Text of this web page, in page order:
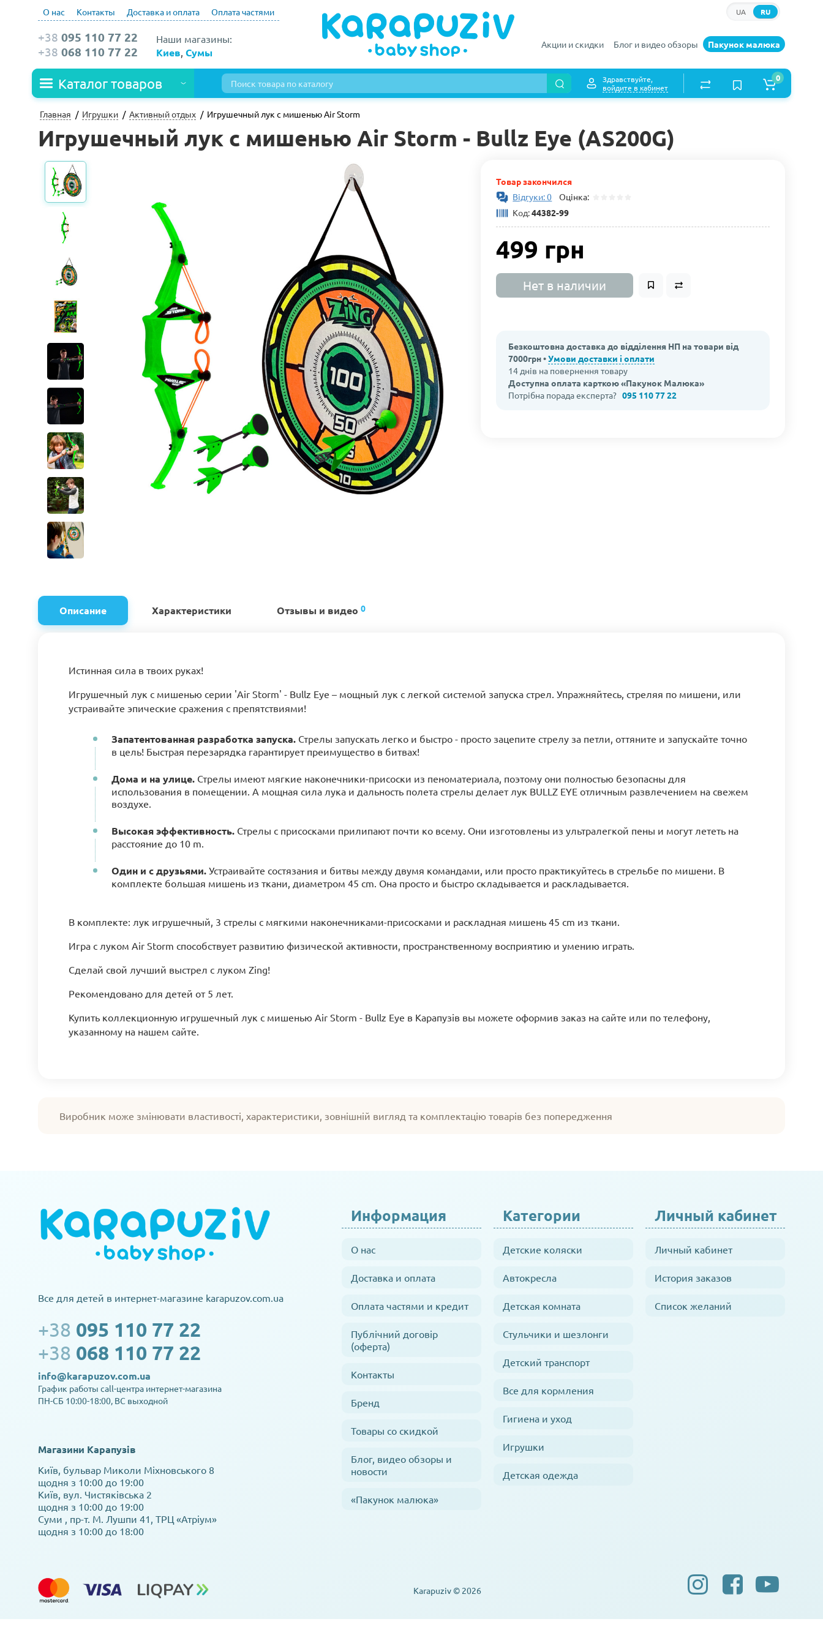
О нас Контакты Доставка и оплата Оплата частями RU
UA
Наши магазины:
Киев Сумы
+38 095 110 77 22
+38 068 110 77 22
Акции и скидки Блог и видео обзоры Пакунок малюка
Каталог товаров
Здравствуйте,
войдите в кабинет
0
Главная Игрушки Активный отдых Игрушечный лук с мишенью Air Storm
Игрушечный лук с мишенью Air Storm - Bullz Eye (AS200G)
Товар закончился
Відгуки: 0 Оцінка:
Код:44382-99
499 грн
Нет в наличии
Безкоштовна доставка до відділення НП на товари від
7000грн •Умови доставки і оплати
14 днів на повернення товару
Доступна оплата карткою «Пакунок Малюка»
Потрібна порада експерта?095 110 77 22
Описание Характеристики Отзывы и видео 0
Истинная сила в твоих руках!
Игрушечный лук с мишенью серии 'Air Storm' - Bullz Eye – мощный лук с легкой системой запуска стрел. Упражняйтесь, стреляя по мишени, или
устраивайте эпические сражения с препятствиями!
Запатентованная разработка запуска. Стрелы запускать легко и быстро - просто зацепите стрелу за петли, оттяните и запускайте точно
в цель! Быстрая перезарядка гарантирует преимущество в битвах!
Дома и на улице. Стрелы имеют мягкие наконечники-присоски из пеноматериала, поэтому они полностью безопасны для
использования в помещении. А мощная сила лука и дальность полета стрелы делает лук BULLZ EYE отличным развлечением на свежем
воздухе.
Высокая эффективность. Стрелы с присосками прилипают почти ко всему. Они изготовлены из ультралегкой пены и могут лететь на
расстояние до 10 m.
Один и с друзьями. Устраивайте состязания и битвы между двумя командами, или просто практикуйтесь в стрельбе по мишени. В
комплекте большая мишень из ткани, диаметром 45 сm. Она просто и быстро складывается и раскладывается.
В комплекте: лук игрушечный, 3 стрелы с мягкими наконечниками-присосками и раскладная мишень 45 сm из ткани.
Игра с луком Air Storm способствует развитию физической активности, пространственному восприятию и умению играть.
Сделай свой лучший выстрел с луком Zing!
Рекомендовано для детей от 5 лет.
Купить коллекционную игрушечный лук с мишенью Air Storm - Bullz Eye в Карапузів вы можете оформив заказ на сайте или по телефону,
указанному на нашем сайте.
Виробник може змінювати властивості, характеристики, зовнішній вигляд та комплектацію товарів без попередження
Все для детей в интернет-магазине karapuzov.com.ua
+38 095 110 77 22
+38 068 110 77 22
info@karapuzov.com.ua
График работы call-центра интернет-магазина
ПН-СБ 10:00-18:00, ВС выходной
Магазини Карапузів
Київ, бульвар Миколи Міхновського 8
щодня з 10:00 до 19:00
Київ, вул. Чистяківська 2
щодня з 10:00 до 19:00
Суми , пр-т. М. Лушпи 41, ТРЦ «Атріум»
щодня з 10:00 до 18:00
Информация
О нас
Доставка и оплата
Оплата частями и кредит
Публічний договір
(оферта)
Контакты
Бренд
Товары со скидкой
Блог, видео обзоры и
новости
«Пакунок малюка»
Категории
Детские коляски
Автокресла
Детская комната
Стульчики и шезлонги
Детский транспорт
Все для кормления
Гигиена и уход
Игрушки
Детская одежда
Личный кабинет
Личный кабинет
История заказов
Список желаний
Karapuziv © 2026